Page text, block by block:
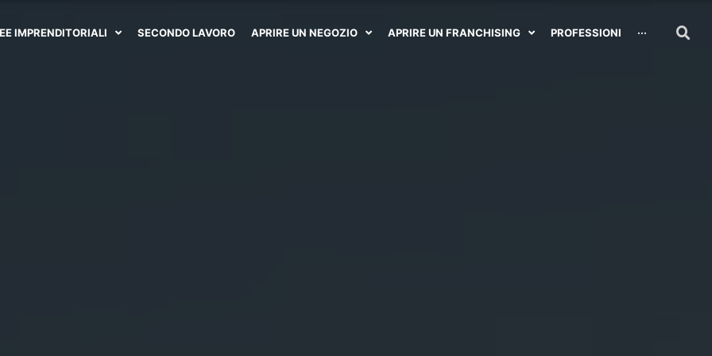
IMPRENDITORIALI SECONDO LAVORO APRIRE UN NEGOZIO APRIRE UN FRANCHISING PROFESSIONI ···